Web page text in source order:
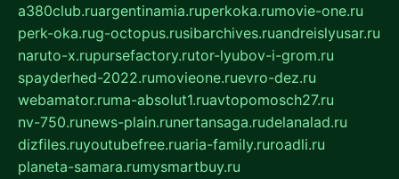
a380club.ruargentinamia.ruperkoka.rumovie-one.ru
perk-oka.rug-octopus.rusibarchives.ruandreislyusar.ru
naruto-x.rupursefactory.rutor-lyubov-i-grom.ru
spayderhed-2022.rumovieone.ruevro-dez.ru
webamator.ruma-absolut1.ruavtopomosch27.ru
nv-750.runews-plain.runertansaga.rudelanalad.ru
dizfiles.ruyoutubefree.ruaria-family.ruroadli.ru
planeta-samara.rumysmartbuy.ru